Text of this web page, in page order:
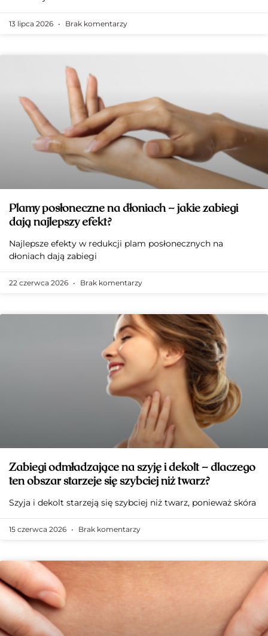
13 lipca 2026 Brak komentarzy
Plamy posłoneczne na dłoniach – jakie zabiegi
dają najlepszy efekt?
Najlepsze efekty w redukcji plam posłonecznych na
dłoniach dają zabiegi
22 czerwca 2026 Brak komentarzy
Zabiegi odmładzające na szyję i dekolt – dlaczego
ten obszar starzeje się szybciej niż twarz?
Szyja i dekolt starzeją się szybciej niż twarz, ponieważ skóra
15 czerwca 2026 Brak komentarzy